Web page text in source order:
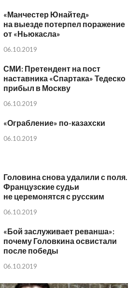
«Манчестер Юнайтед»
на выезде потерпел поражение
от «Ньюкасла»
06.10.2019
СМИ: Претендент на пост
наставника «Спартака» Тедеско
прибыл в Москву
06.10.2019
«Ограбление» по-казахски
06.10.2019
Головина снова удалили с поля.
Французские судьи
не церемонятся с русским
06.10.2019
«Бой заслуживает реванша»:
почему Головкина освистали
после победы
06.10.2019